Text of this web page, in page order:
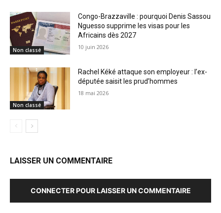
Non classé
Congo-Brazzaville : pourquoi Denis Sassou
Nguesso supprime les visas pour les
Africains dès 2027
10 juin 2026
Non classé
Rachel Kéké attaque son employeur : l’ex-
députée saisit les prud’hommes
18 mai 2026
LAISSER UN COMMENTAIRE
CONNECTER POUR LAISSER UN COMMENTAIRE